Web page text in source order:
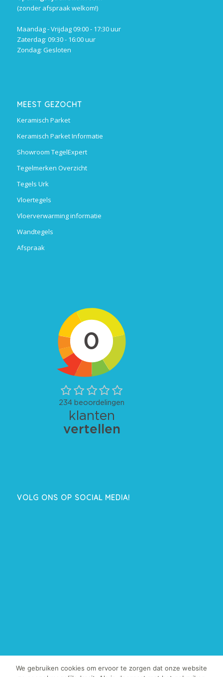
(zonder afspraak welkom!)
Maandag - Vrijdag 09:00 - 17:30 uur
Zaterdag: 09:30 - 16:00 uur
Zondag: Gesloten
MEEST GEZOCHT
Keramisch Parket
Keramisch Parket Informatie
Showroom TegelExpert
Tegelmerken Overzicht
Tegels Urk
Vloertegels
Vloerverwarming informatie
Wandtegels
Afspraak
VOLG ONS OP SOCIAL MEDIA!
We gebruiken cookies om ervoor te zorgen dat onze website